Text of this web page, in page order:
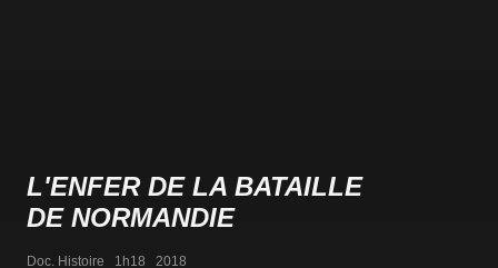
L'ENFER DE LA BATAILLE
DE NORMANDIE
Doc. Histoire   1h18   2018